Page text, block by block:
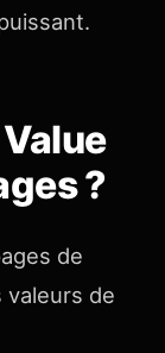
?
de
valeurs de